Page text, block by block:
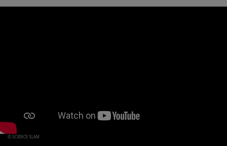
© SCIENCE SLAM